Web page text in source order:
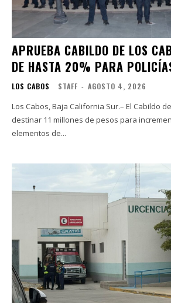
APRUEBA CABILDO DE LOS
DE HASTA 20% PARA
LOS CABOS STAFF - AGOSTO 4, 2026
Los Cabos, Baja California Sur.– El Cabildo
destinar 11 millones de pesos para
elementos de...